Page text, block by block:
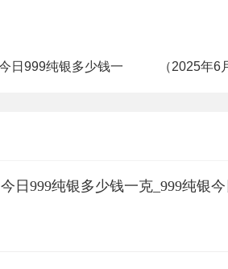
日999纯银多少钱一 （2025年
今日999纯银多少钱一克_999纯银